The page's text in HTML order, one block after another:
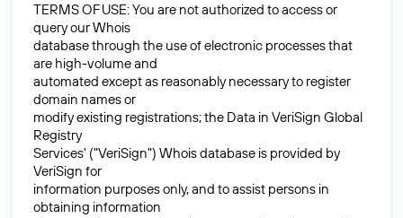
TERMS OF USE: You are not authorized to access or
query our Whois
database through the use of electronic processes that
are high-volume and
automated except as reasonably necessary to register
domain names or
modify existing registrations; the Data in VeriSign Global
Registry
Services' ("VeriSign") Whois database is provided by
VeriSign for
information purposes only, and to assist persons in
obtaining information